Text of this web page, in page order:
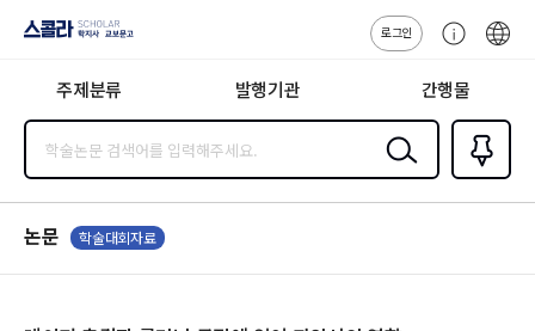
지사·교보문고
로그인
센
주제분류 발행기관 간행물
검색
즐겨찾
기0
논문 학술대회자료